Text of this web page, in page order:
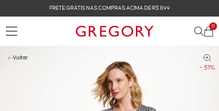
FRETE GRÁTIS NAS COMPRAS ACIMA DE R$ 899
0
- 51%
Voltar